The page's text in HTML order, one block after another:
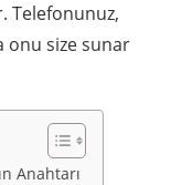
Telefonunuz,
onu size sunar
Anahtarı